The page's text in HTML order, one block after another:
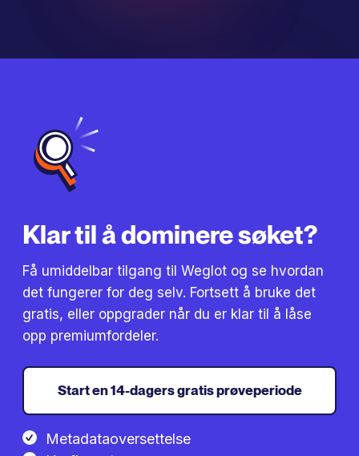
Klar til å dominere søket?
Få umiddelbar tilgang til Weglot og se hvordan
det fungerer for deg selv. Fortsett å bruke det
gratis, eller oppgrader når du er klar til å låse
opp premiumfordeler.
Start en 14-dagers gratis prøveperiode
Metadataoversettelse